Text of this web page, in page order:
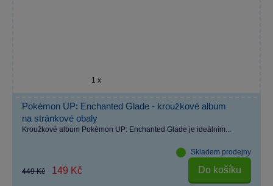
1 x
Pokémon UP: Enchanted Glade - kroužkové album
na stránkové obaly
Kroužkové album Pokémon UP: Enchanted Glade je ideálním...
Skladem prodejny
449 Kč 149 Kč Do košíku